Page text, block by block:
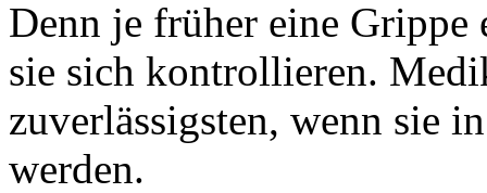
Denn je früher eine Grippe
sie sich kontrollieren.
zuverlässigsten, wenn sie
werden.